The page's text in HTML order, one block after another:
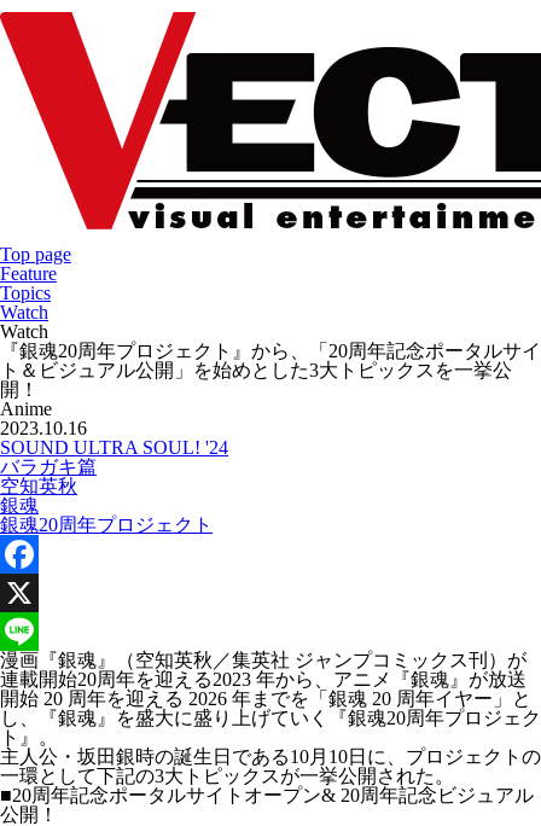
Top page
Feature
Topics
Watch
Watch
『銀魂20周年プロジェクト』から、「20周年記念ポータルサイ
ト＆ビジュアル公開」を始めとした3大トピックスを一挙公
開！
Anime
2023.10.16
SOUND ULTRA SOUL! '24
バラガキ篇
空知英秋
銀魂
銀魂20周年プロジェクト
Facebook
X
Line
漫画『銀魂』（空知英秋／集英社 ジャンプコミックス刊）が
連載開始20周年を迎える2023 年から、アニメ『銀魂』が放送
開始 20 周年を迎える 2026 年までを「銀魂 20 周年イヤー」と
し、『銀魂』を盛大に盛り上げていく『銀魂20周年プロジェク
ト』。
主人公・坂田銀時の誕生日である10月10日に、プロジェクトの
一環として下記の3大トピックスが一挙公開された。
■20周年記念ポータルサイトオープン& 20周年記念ビジュアル
公開！